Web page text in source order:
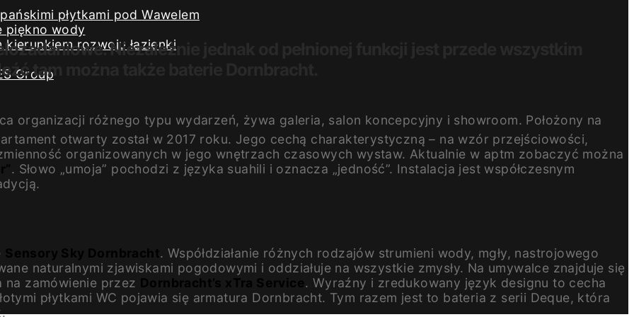
płytkami pod Wawelem
piękno wody
rozwoju łazienki
Group
Niezależnie jednak od pełnionej funkcji jest przede wszystkim
tam można także baterie Dornbracht.
organizacji różnego typu wydarzeń, żywa galeria, salon koncepcyjny i showroom. Położony na
otwarty został w 2017 roku. Jego cechą charakterystyczną – na wzór przejściowości,
organizowanych w jego wnętrzach czasowych wystaw. Aktualnie w aptm zobaczyć można
. Słowo „umoja” pochodzi z języka suahili i oznacza „jedność”. Instalacja jest współczesnym
. Współdziałanie różnych rodzajów strumieni wody, mgły, nastrojowego
naturalnymi zjawiskami pogodowymi i oddziałuje na wszystkie zmysły. Na umywalce znajduje się
na zamówienie przez
. Wyraźny i zredukowany język designu to cecha
płytkami WC pojawia się armatura Dornbracht. Tym razem jest to bateria z serii Deque, która